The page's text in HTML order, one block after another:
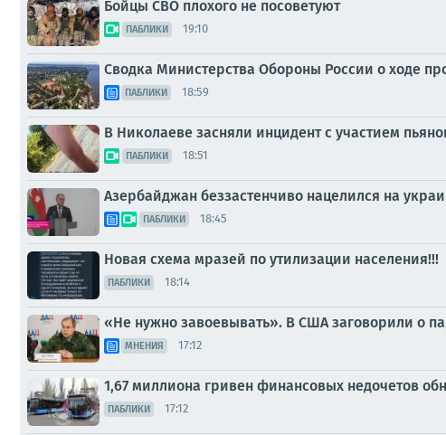
Бойцы СВО плохого не посоветуют
ПАБЛИКИ 19:10
Сводка Министерства Обороны России о ходе
ПАБЛИКИ 18:59
В Николаеве засняли инцидент с участием
ПАБЛИКИ 18:51
Азербайджан беззастенчиво нацелился на
ПАБЛИКИ 18:45
Новая схема мразей по утилизации населения!!!
ПАБЛИКИ 18:14
«Не нужно завоевывать». В США заговорили о
МНЕНИЯ 17:12
1,67 миллиона гривен финансовых недочетов
ПАБЛИКИ 17:12